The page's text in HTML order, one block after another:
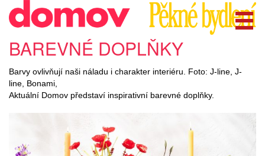
BAREVNÉ DOPLŇKY
Barvy ovlivňují naši náladu i charakter interiéru. Foto: J-line, J-
line, Bonami,
Aktuální Domov představí inspirativní barevné doplňky.